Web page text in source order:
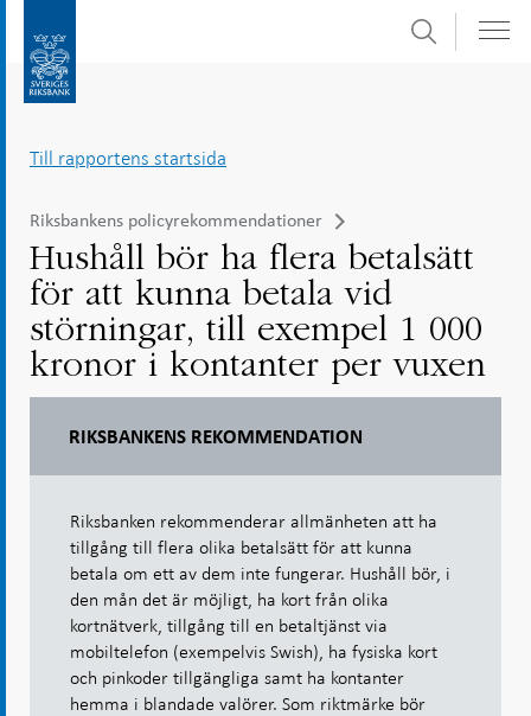
direkt
undersidor
Sök
Till rapportens startsida
Riksbankens policyrekommendationer
Hushåll bör ha flera betalsätt
för att kunna betala vid
störningar, till exempel 1 000
kronor i kontanter per vuxen
RIKSBANKENS REKOMMENDATION
Riksbanken rekommenderar allmänheten att ha
tillgång till flera olika betalsätt för att kunna
betala om ett av dem inte fungerar. Hushåll bör, i
den mån det är möjligt, ha kort från olika
kortnätverk, tillgång till en betaltjänst via
mobiltelefon (exempelvis Swish), ha fysiska kort
och pinkoder tillgängliga samt ha kontanter
hemma i blandade valörer. Som riktmärke bör